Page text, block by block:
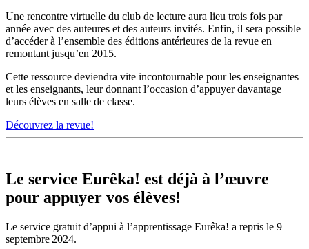
Une rencontre virtuelle du club de lecture aura lieu trois fois par
année avec des auteures et des auteurs invités. Enfin, il sera possible
d’accéder à l’ensemble des éditions antérieures de la revue en
remontant jusqu’en 2015.
Cette ressource deviendra vite incontournable pour les enseignantes
et les enseignants, leur donnant l’occasion d’appuyer davantage
leurs élèves en salle de classe.
Découvrez la revue!
Le service Eurêka! est déjà à l’œuvre
pour appuyer vos élèves!
Le service gratuit d’appui à l’apprentissage Eurêka! a repris le 9
septembre 2024.